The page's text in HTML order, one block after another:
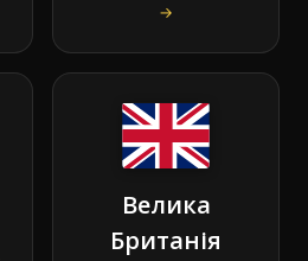
→
Велика
Британія